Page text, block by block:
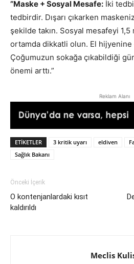
”Maske + Sosyal Mesafe: İki
tedbirdir. Dışarı çıkarken
şekilde takın. Sosyal mesafeyi 1,5
ortamda dikkatli olun. El
Çoğumuzun sokağa çıkabildiği
önemi arttı.”
Reklam Alanı
ETIKETLER 3 kritik uyarı eldiven
Sağlık Bakanı
Önceki İçerik
O kontenjanlardaki kısıt
kaldırıldı
Meclis